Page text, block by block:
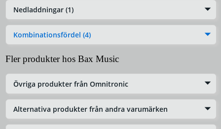
Nedladdningar (1)
Kombinationsfördel (4)
Fler produkter hos Bax Music
Övriga produkter från Omnitronic
Alternativa produkter från andra varumärken